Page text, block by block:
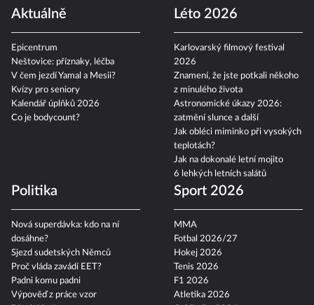
Aktuálně
Epicentrum
Neštovice: příznaky, léčba
V čem jezdí Yamal a Mesii?
Kvízy pro seniory
Kalendář úplňků 2026
Co je bodycount?
Léto 2026
Karlovarský filmový festival
2026
Znamení, že jste potkali někoho
z minulého života
Astronomické úkazy 2026:
zatmění slunce a další
Jak obléci miminko při vysokých
teplotách?
Jak na dokonalé letní mojito
6 lehkých letních salátů
Politika
Nová superdávka: kdo na ní
dosáhne?
Sjezd sudetských Němců
Proč vláda zavádí EET?
Padni komu padni
Výpověď z práce vzor
Sport 2026
MMA
Fotbal 2026/27
Hokej 2026
Tenis 2026
F1 2026
Atletika 2026